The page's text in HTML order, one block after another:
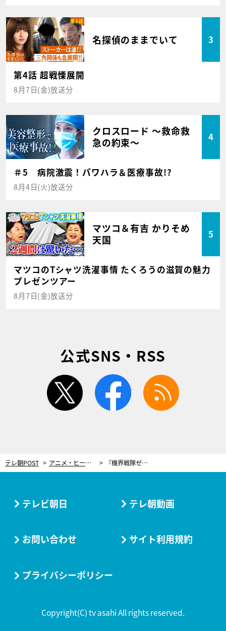
名探偵のままでいて 3
第4話 超戦慄展開
8月7日(金)放送分
クロスロード ～救命救
急の約束～
4
＃5 病院激震！パワハラ＆医療事故!?
8月4日(火)放送分
マツコ＆有吉 かりそめ
天国
5
マツコのTシャツ洗濯事情 たくろうの滋賀の魅力
プレゼンツアー
8月7日(金)放送分
公式SNS・RSS
twitter facebook
テレ朝POST アニメ・ヒーロー 『機界戦隊ゼンカイジャー』声優陣を一挙公開！浅沼晋太郎、梶裕貴ら人気声優からのコメントも
テレビ朝日 テレ朝動画
お問い合わせ サイト利用規約
プライバシーポリシー
Copyright(C) tv asahi All rights reserved.